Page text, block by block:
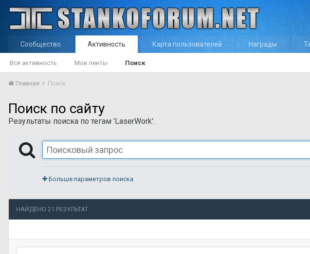
Сообщество Активность
Вся активность Мои ленты Поиск
Карта пользователей Награды
Главная Поиск
Поиск по сайту
Результаты поиска по тегам 'LaserWork'.
Больше параметров поиска
НАЙДЕНО 21 РЕЗУЛЬТАТ